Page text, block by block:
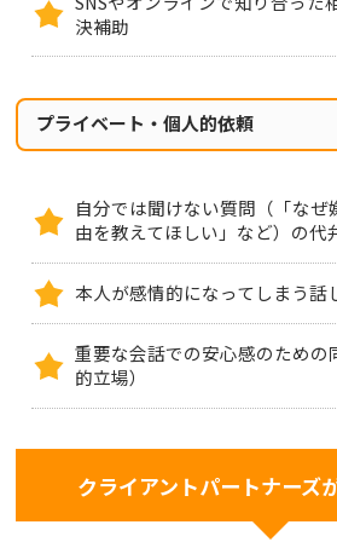
決補助
プライベート・個人的依頼
自分では聞けない質問（「なぜ
由を教えてほしい」など）の代
本人が感情的になってしまう話
重要な会話での安心感のための
的立場）
クライアントパートナーズ